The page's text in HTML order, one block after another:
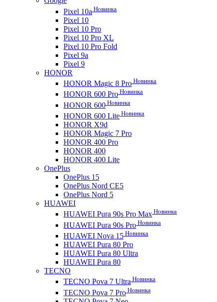
Pixel 10a Новинка
Pixel 10
Pixel 10 Pro
Pixel 10 Pro XL
Pixel 10 Pro Fold
Pixel 9a
Pixel 9
HONOR
HONOR Magic 8 Pro Новинка
HONOR 600 Pro Новинка
HONOR 600 Новинка
HONOR 600 Lite Новинка
HONOR X9d
HONOR Magic 7 Pro
HONOR 400 Pro
HONOR 400
HONOR 400 Lite
OnePlus
OnePlus 15
OnePlus Nord CE5
OnePlus Nord 5
HUAWEI
HUAWEI Pura 90s Pro Max Новинка
HUAWEI Pura 90s Pro Новинка
HUAWEI Nova 15 Новинка
HUAWEI Pura 80 Pro
HUAWEI Pura 80 Ultra
HUAWEI Pura 80
TECNO
TECNO Pova 7 Ultra Новинка
TECNO Pova 7 Pro Новинка